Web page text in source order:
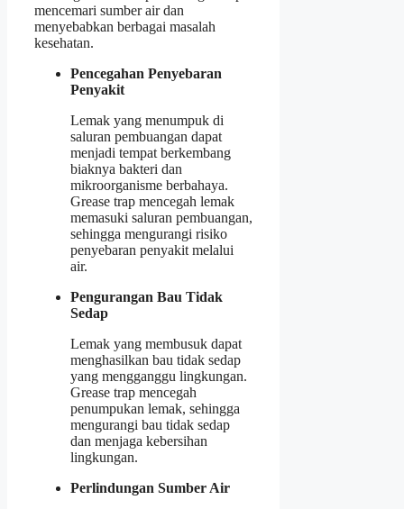
mencemari sumber air dan
menyebabkan berbagai masalah
kesehatan.
Pencegahan Penyebaran
Penyakit
Lemak yang menumpuk di
saluran pembuangan dapat
menjadi tempat berkembang
biaknya bakteri dan
mikroorganisme berbahaya.
Grease trap mencegah lemak
memasuki saluran pembuangan,
sehingga mengurangi risiko
penyebaran penyakit melalui
air.
Pengurangan Bau Tidak
Sedap
Lemak yang membusuk dapat
menghasilkan bau tidak sedap
yang mengganggu lingkungan.
Grease trap mencegah
penumpukan lemak, sehingga
mengurangi bau tidak sedap
dan menjaga kebersihan
lingkungan.
Perlindungan Sumber Air